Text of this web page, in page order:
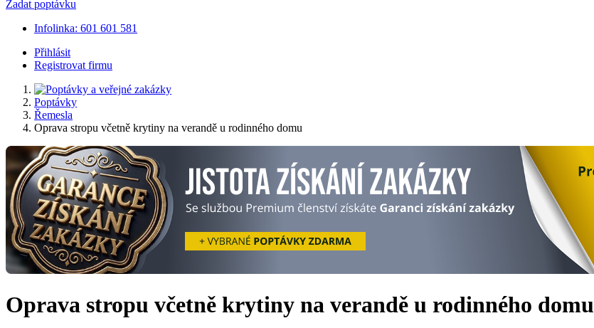
Zadat poptávku
Infolinka: 601 601 581
Přihlásit
Registrovat firmu
Poptávky
Řemesla
Oprava stropu včetně krytiny na verandě u rodinného domu
Oprava stropu včetně krytiny na verandě u rodinného domu